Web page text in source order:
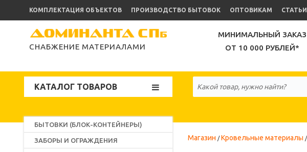
КОМПЛЕКТАЦИЯ ОБЪЕКТОВ ПРОИЗВОДСТВО БЫТОВОК ОПТОВИКАМ СТАТЬИ
СНАБЖЕНИЕ МАТЕРИАЛАМИ
МИНИМАЛЬНЫЙ ЗАКАЗ
ОТ 10 000 РУБЛЕЙ*
КАТАЛОГ ТОВАРОВ
БЫТОВКИ (БЛОК-КОНТЕЙНЕРЫ)
ЗАБОРЫ И ОГРАЖДЕНИЯ Магазин Кровельные материалы